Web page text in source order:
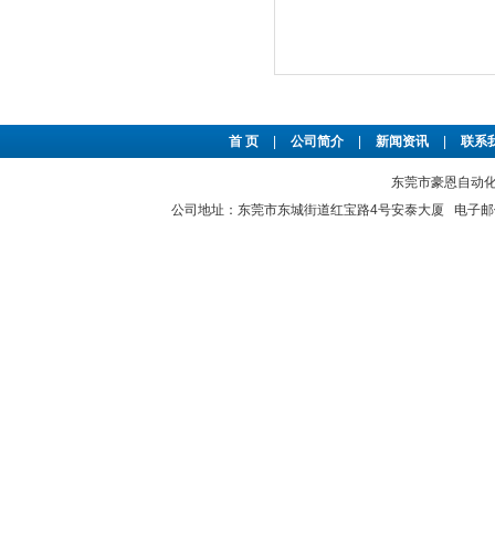
首 页 公司简介 新闻资讯 联系
东莞市豪恩自动
公司地址：东莞市东城街道红宝路4号安泰大厦 电子